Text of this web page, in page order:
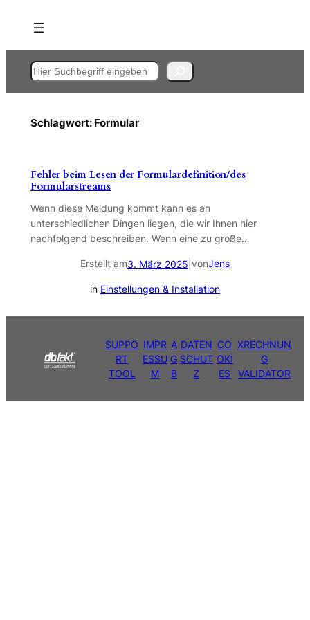
Inhalt
springen
Suchen
Schlagwort: Formular
Fehler beim Lesen der Formulardefinition/des
Formularstreams
Wenn diese Meldung kommt kann es an
unterschiedlichen Dingen liegen, die wir Ihnen hier
nachfolgend beschreiben. Wenn eine zu große…
Erstellt am3. März 2025 vonJens
in Einstellungen & Installation
SUPPO
RT
TOOL
IMPR
ESSU
M
A
G
B
DATEN
SCHUT
Z
CO
OKI
ES
XRECHNUN
G
VALIDATOR